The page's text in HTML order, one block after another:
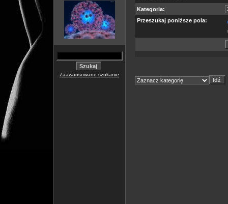
Zaawansowane szukanie
Kategoria:
Przeszukaj poniższe pola: